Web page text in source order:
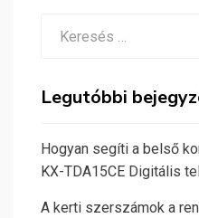
Legutóbbi
Hogyan segíti a belső
KX-TDA15CE Digitális
A kerti szerszámok a